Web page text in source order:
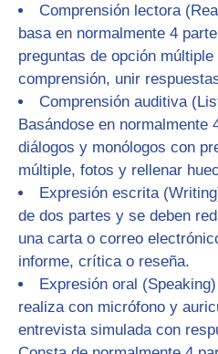
Comprensión lectora (
basa en normalmente 4
preguntas de opción
comprensión, unir
Comprensión auditiva (
Basándose en normalmente
diálogos y monólogos con
múltiple, fotos y rellenar
Expresión escrita (Writing
de dos partes y se deben
una carta o correo
informe, crítica o reseña.
Expresión oral (Speaking
realiza con micrófono y
entrevista simulada con